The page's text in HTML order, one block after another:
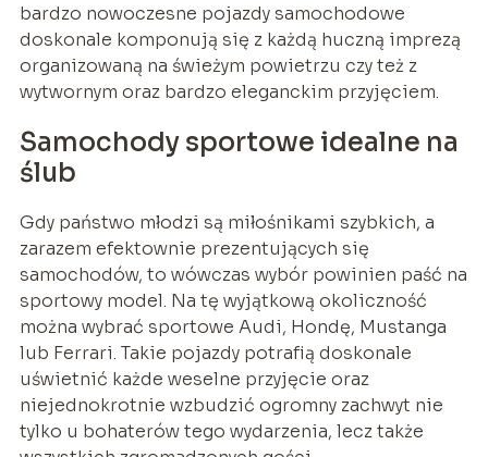
bardzo nowoczesne pojazdy samochodowe
doskonale komponują się z każdą huczną imprezą
organizowaną na świeżym powietrzu czy też z
wytwornym oraz bardzo eleganckim przyjęciem.
Samochody sportowe idealne na
ślub
Gdy państwo młodzi są miłośnikami szybkich, a
zarazem efektownie prezentujących się
samochodów, to wówczas wybór powinien paść na
sportowy model. Na tę wyjątkową okoliczność
można wybrać sportowe Audi, Hondę, Mustanga
lub Ferrari. Takie pojazdy potrafią doskonale
uświetnić każde weselne przyjęcie oraz
niejednokrotnie wzbudzić ogromny zachwyt nie
tylko u bohaterów tego wydarzenia, lecz także